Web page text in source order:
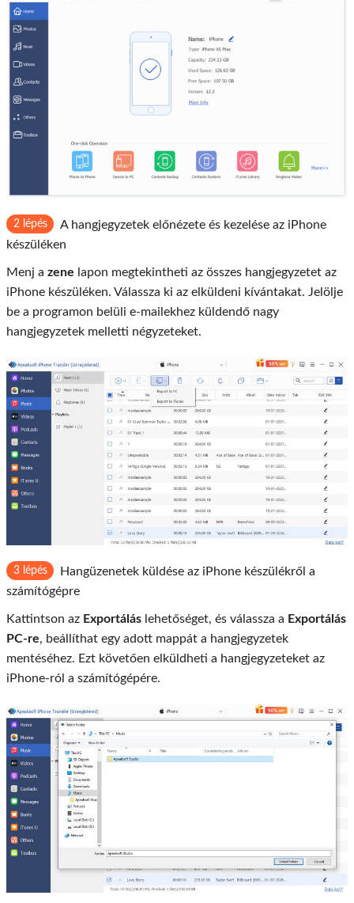
2 lépés
A hangjegyzetek előnézete és kezelése az iPhone
készüléken
Menj a zene lapon megtekintheti az összes hangjegyzetet az
iPhone készüléken. Válassza ki az elküldeni kívántakat. Jelölje
be a programon belüli e-mailekhez küldendő nagy
hangjegyzetek melletti négyzeteket.
3 lépés
Hangüzenetek küldése az iPhone készülékről a
számítógépre
Kattintson az Exportálás lehetőséget, és válassza a Exportálás
PC-re, beállíthat egy adott mappát a hangjegyzetek
mentéséhez. Ezt követően elküldheti a hangjegyzeteket az
iPhone-ról a számítógépére.